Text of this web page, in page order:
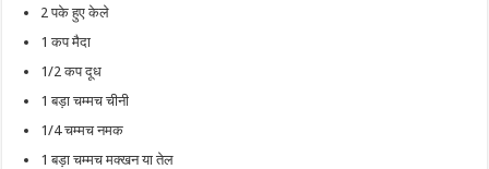
2 पके हुए केले
1 कप मैदा
1/2 कप दूध
1 बड़ा चम्मच चीनी
1/4 चम्मच नमक
1 बड़ा चम्मच मक्खन या तेल